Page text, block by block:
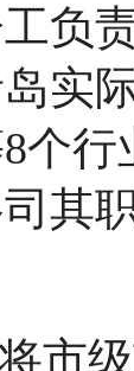
负
实
个
其
将市